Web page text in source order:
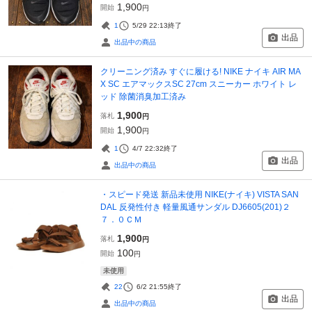
開始 1,900円
1 5/29 22:13終了
出品中の商品 出品
クリーニング済み すぐに履ける! NIKE ナイキ AIR MA
X SC エアマックスSC 27cm スニーカー ホワイト レ
ッド 除菌消臭加工済み
落札 1,900円
開始 1,900円
1 4/7 22:32終了
出品中の商品 出品
・スピード発送 新品未使用 NIKE(ナイキ) VISTA SAN
DAL 反発性付き 軽量風通サンダル DJ6605(201)２
７．０ＣＭ
落札 1,900円
開始 100円
未使用
22 6/2 21:55終了
出品中の商品 出品